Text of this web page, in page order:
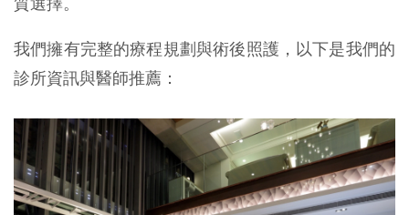
我們擁有完整的療程規劃與術後照護，以下是我們的
診所資訊與醫師推薦：